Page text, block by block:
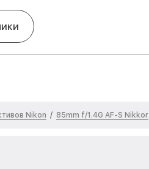
Nikon / 85mm f/1.4G AF-S Nikkor